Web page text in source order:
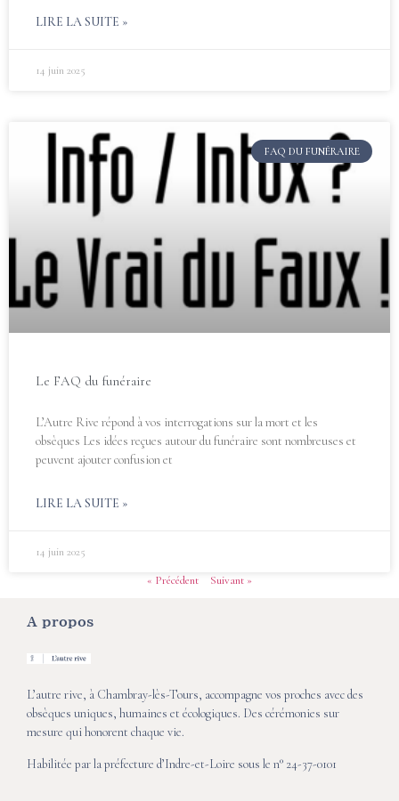
LIRE LA SUITE »
14 juin 2025
FAQ DU FUNÉRAIRE
Le FAQ du funéraire
L’Autre Rive répond à vos interrogations sur la mort et les
obsèques Les idées reçues autour du funéraire sont nombreuses et
peuvent ajouter confusion et
LIRE LA SUITE »
14 juin 2025
« Précédent
Suivant »
A propos
L’autre rive, à Chambray-lès-Tours, accompagne vos proches avec des
obsèques uniques, humaines et écologiques. Des cérémonies sur
mesure qui honorent chaque vie.
Habilitée par la préfecture d’Indre-et-Loire sous le n° 24-37-0101